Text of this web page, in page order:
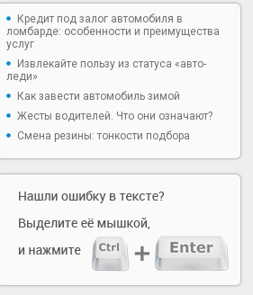
Кредит под залог автомобиля в
ломбарде: особенности и преимущества
услуг
Извлекайте пользу из статуса «авто-
леди»
Как завести автомобиль зимой
Жесты водителей. Что они означают?
Смена резины: тонкости подбора